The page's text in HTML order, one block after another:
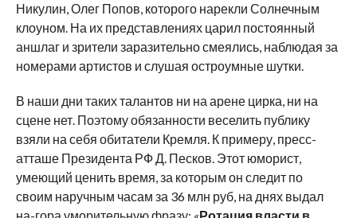
Никулин, Олег Попов, которого нарекли Солнечным
клоуном. На их представлениях царил постоянный
аншлаг и зрители заразительно смеялись, наблюдая за
номерами артистов и слушая остроумные шутки.
В наши дни таких талантов ни на арене цирка, ни на
сцене нет. Поэтому обязанности веселить публику
взяли на себя обитатели Кремля. К примеру, пресс-
атташе Президента РФ Д. Песков. Этот юморист,
умеющий ценить время, за которым он следит по
своим наручным часам за 36 млн руб, на днях выдал